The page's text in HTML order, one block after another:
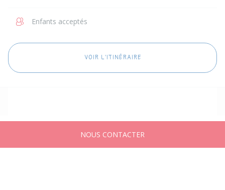
Enfants acceptés
VOIR L'ITINÉRAIRE
NOUS CONTACTER
Annonces Messages Publier